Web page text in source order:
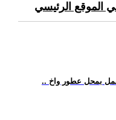
الموقع الرئيسي
تعمل بمحل عطور واخ